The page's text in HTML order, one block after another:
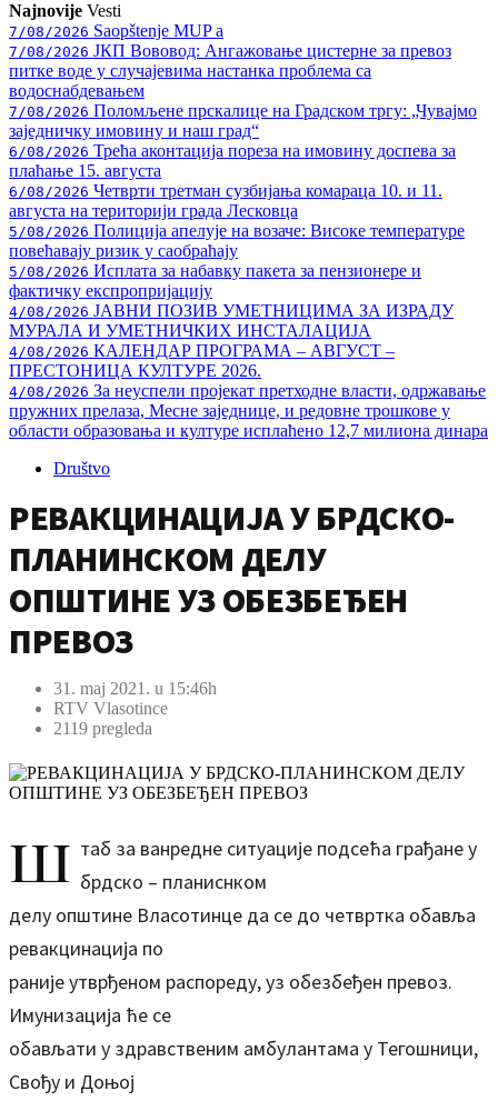
Najnovije Vesti
7/08/2026 Saopštenje MUP a
7/08/2026 ЈКП Вововод: Ангажовање цистерне за превоз
питке воде у случајевима настанка проблема са
водоснабдевањем
7/08/2026 Поломљене прскалице на Градском тргу: „Чувајмо
заједничку имовину и наш град“
6/08/2026 Трећа аконтација пореза на имовину доспева за
плаћање 15. августа
6/08/2026 Четврти третман сузбијања комараца 10. и 11.
августа на територији града Лесковца
5/08/2026 Полиција апелује на возаче: Високе температуре
повећавају ризик у саобраћају
5/08/2026 Исплата за набавку пакета за пензионере и
фактичку експропријацију
4/08/2026 ЈАВНИ ПОЗИВ УМЕТНИЦИМА ЗА ИЗРАДУ
МУРАЛА И УМЕТНИЧКИХ ИНСТАЛАЦИЈА
4/08/2026 КАЛЕНДАР ПРОГРАМА – АВГУСТ –
ПРЕСТОНИЦА КУЛТУРЕ 2026.
4/08/2026 За неуспели пројекат претходне власти, одржавање
пружних прелаза, Месне заједнице, и редовне трошкове у
области образовања и културе исплаћено 12,7 милиона динара
Društvo
РЕВАКЦИНАЦИЈА У БРДСКО-
ПЛАНИНСКОМ ДЕЛУ
ОПШТИНЕ УЗ ОБЕЗБЕЂЕН
ПРЕВОЗ
31. maj 2021. u 15:46h
RTV Vlasotince
2119 pregleda
Ш таб за ванредне ситуације подсећа грађане у
брдско – планиснком
делу општине Власотинце да се до четвртка обавља
ревакцинација по
раније утврђеном распореду, уз обезбеђен превоз.
Имунизација ће се
обављати у здравственим амбулантама у Тегошници,
Свођу и Доњој